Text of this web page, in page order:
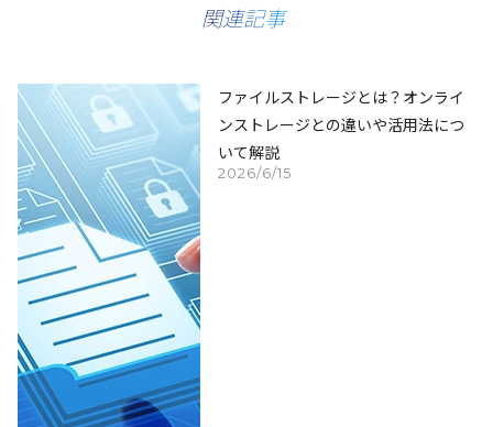
関連記事
2026/6/15
ファイルストレージとは？オンライ
ンストレージとの違いや活用法につ
いて解説